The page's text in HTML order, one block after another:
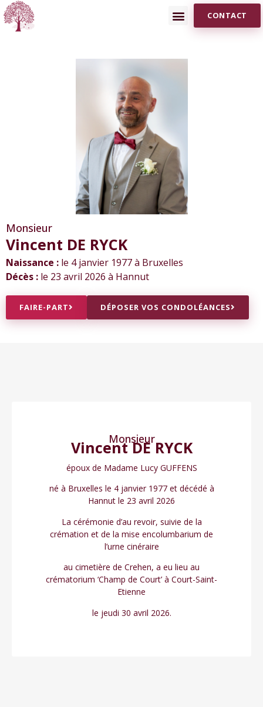
CONTACT
Monsieur
Vincent DE RYCK
Naissance : le 4 janvier 1977 à Bruxelles
Décès : le 23 avril 2026 à Hannut
FAIRE-PART DÉPOSER VOS CONDOLÉANCES
Monsieur
Vincent DE RYCK
époux de Madame Lucy GUFFENS
né à Bruxelles le 4 janvier 1977 et décédé à
Hannut le 23 avril 2026
La cérémonie d’au revoir, suivie de la
crémation et de la mise encolumbarium de
l’urne cinéraire
au cimetière de Crehen, a eu lieu au
crématorium ‘Champ de Court’ à Court-Saint-
Etienne
le jeudi 30 avril 2026.